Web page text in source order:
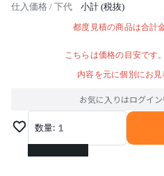
仕入価格 / 下代 小計 (税抜)
都度見積の商品は合計
こちらは価格の目安です
内容を元に個別にお見
お気に入りはログイ
数量: 1
1